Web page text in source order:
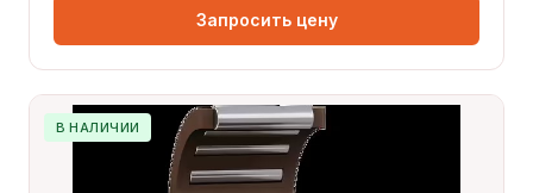
Запросить цену
В НАЛИЧИИ